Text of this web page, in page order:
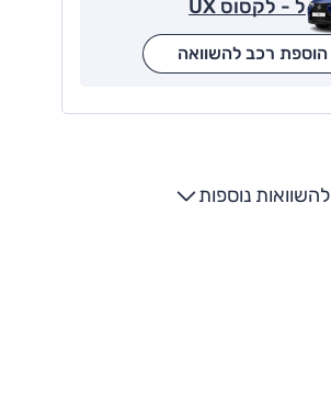
ל - לקסוס UX
הוספת רכב להשוואה
להשוואות נוספות